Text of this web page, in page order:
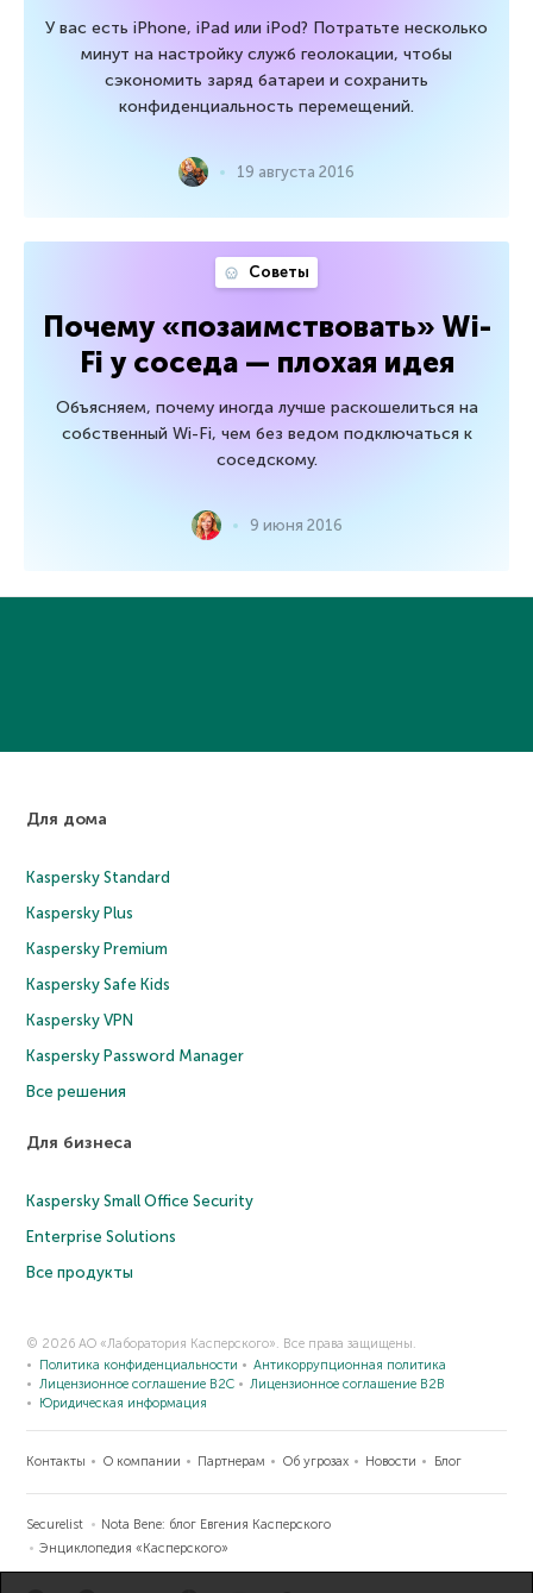
У вас есть iPhone, iPad или iPod? Потратьте несколько
минут на настройку служб геолокации, чтобы
сэкономить заряд батареи и сохранить
конфиденциальность перемещений.
19 августа 2016
Советы
Почему «позаимствовать» Wi-
Fi у соседа — плохая идея
Объясняем, почему иногда лучше раскошелиться на
собственный Wi-Fi, чем без ведом подключаться к
соседскому.
9 июня 2016
Для дома
Kaspersky Standard
Kaspersky Plus
Kaspersky Premium
Kaspersky Safe Kids
Kaspersky VPN
Kaspersky Password Manager
Все решения
Для бизнеса
Kaspersky Small Office Security
Enterprise Solutions
Все продукты
© 2026 АО «Лаборатория Касперского». Все права защищены.
Политика конфиденциальности
Антикоррупционная политика
Лицензионное соглашение B2C
Лицензионное соглашение B2B
Юридическая информация
Контакты О компании Партнерам Об угрозах Новости Блог
Securelist
Nota Bene: блог Евгения Касперского
Энциклопедия «Касперского»